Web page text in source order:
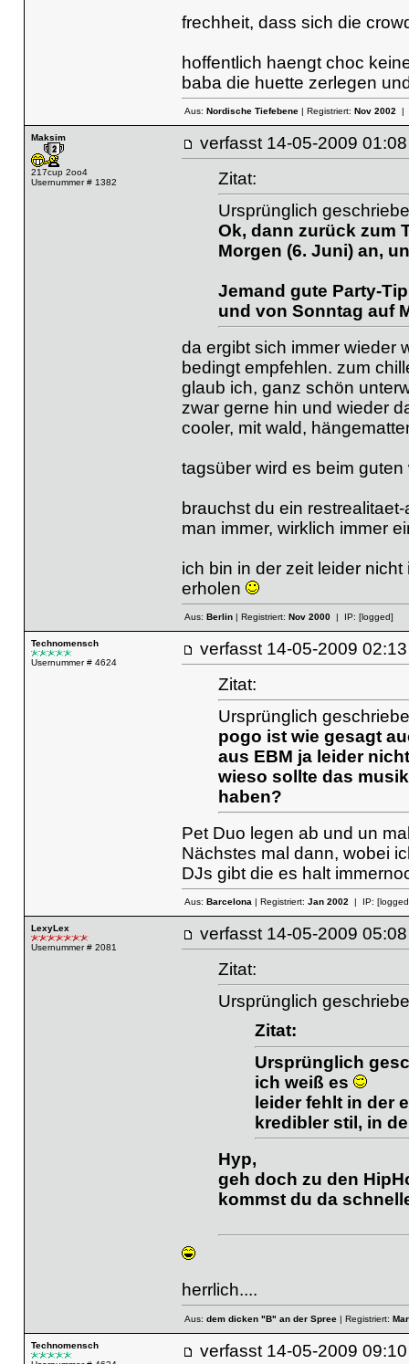
frechheit, dass sich die
hoffentlich haengt choc
baba die huette zerlegen
Aus: Nordische Tiefebene| Registriert: Nov 2002|
Maksim
217cup 2oo4
Usernummer # 1382
verfasst 14-05-2009
Zitat:
Ursprünglich
Ok, dann zurück zum
Morgen (6. Juni) an,
Jemand gute Party-
und von Sonntag auf
da ergibt sich immer wieder
bedingt empfehlen. zum
glaub ich, ganz schön
zwar gerne hin und wieder
cooler, mit wald,
tagsüber wird es beim
brauchst du ein
man immer, wirklich immer
ich bin in der zeit leider
erholen
Aus: Berlin| Registriert: Nov 2000| IP: [logged]
Technomensch
Usernummer # 4624
verfasst 14-05-2009
Zitat:
Ursprünglich
pogo ist wie gesagt
aus EBM ja leider
wieso sollte das
haben?
Pet Duo legen ab und un
Nächstes mal dann, wobei
DJs gibt die es halt
Aus: Barcelona| Registriert: Jan 2002| IP:
LexyLex
Usernummer # 2081
verfasst 14-05-2009
Zitat:
Ursprünglich
Zitat:
Ursprünglich
ich weiß es
leider fehlt in der
kredibler stil, in
Hyp,
geh doch zu den
kommst du da
herrlich....
Aus: dem dicken "B" an der Spree| Registriert:
Technomensch
verfasst 14-05-2009